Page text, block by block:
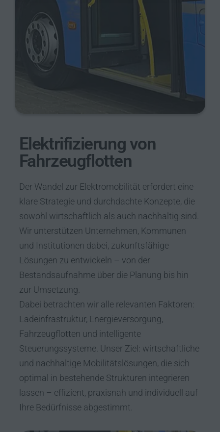
Elektrifizierung von
Fahrzeugflotten
Der Wandel zur Elektromobilität erfordert eine
klare Strategie und durchdachte Konzepte, die
sowohl wirtschaftlich als auch nachhaltig sind.
Wir unterstützen Unternehmen, Kommunen
und Institutionen dabei, zukunftsfähige
Lösungen zu entwickeln – von der
Bestandsaufnahme über die Planung bis hin
zur Umsetzung.
Dabei betrachten wir alle relevanten Faktoren:
Ladeinfrastruktur, Energieversorgung,
Fahrzeugflotten und intelligente
Steuerungssysteme. Unser Ziel: wirtschaftliche
und nachhaltige Mobilitätslösungen, die sich
optimal in bestehende Strukturen integrieren
lassen – effizient, praxisnah und individuell auf
Ihre Bedürfnisse abgestimmt.